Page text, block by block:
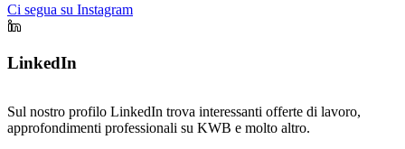
Ci segua su Instagram
LinkedIn
Sul nostro profilo LinkedIn trova interessanti offerte di lavoro,
approfondimenti professionali su KWB e molto altro.